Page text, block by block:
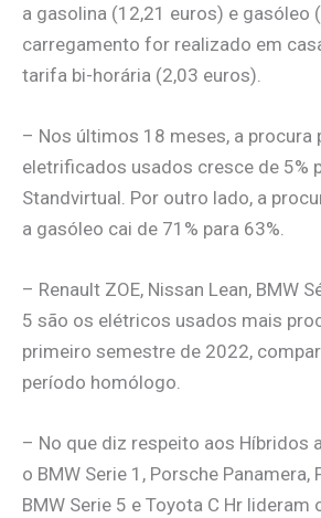
a gasolina (12,21 euros) e gasóleo
carregamento for realizado em
tarifa bi-horária (2,03 euros).
– Nos últimos 18 meses, a procura
eletrificados usados cresce de 5%
Standvirtual. Por outro lado, a
a gasóleo cai de 71% para 63%.
– Renault ZOE, Nissan Lean, BMW
5 são os elétricos usados mais
primeiro semestre de 2022,
período homólogo.
– No que diz respeito aos Híbridos
o BMW Serie 1, Porsche Panamera,
BMW Serie 5 e Toyota C Hr lideram